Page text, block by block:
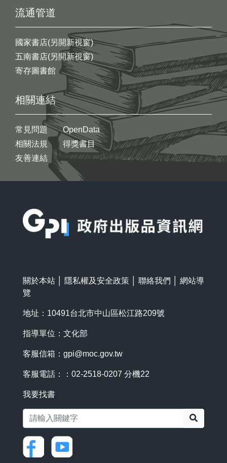
流通管道
國家書店(另開新視窗)
五南書店(另開新視窗)
寄存圖書館
相關連結
常見問題
相關法規
友善連結
OpenData
得獎書目
關於本站 隱私權及安全政策 聯絡我們
網站導
覽
地址：10491台北市中山區松江路209號
指導單位：文化部
客服信箱： gpi@moc.gov.tw
客服電話：：02-2518-0207 分機22
我要找書